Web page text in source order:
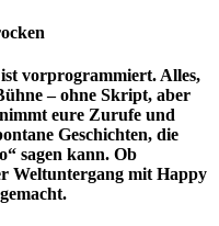
vorprogrammiert. Alles,
– ohne Skript, aber
eure Zurufe und
Geschichten, die
sagen kann. Ob
Weltuntergang mit Happy